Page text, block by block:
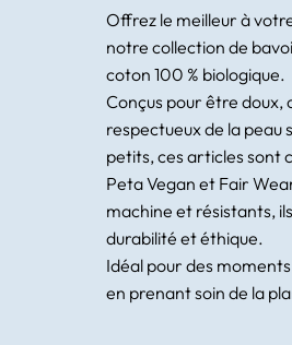
Offrez le meilleur à
notre collection de
coton 100 % biologique.
Conçus pour être
respectueux de la peau
petits, ces articles sont
Peta Vegan et Fair
machine et résistants,
durabilité et éthique.
Idéal pour des
en prenant soin de la